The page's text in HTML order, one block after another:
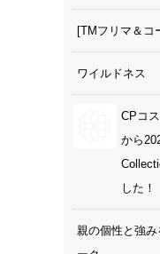
[TMフリマ＆コ
ワイルドネス
CPコ
から
した！
親の個性と強